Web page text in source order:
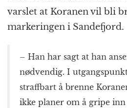
varslet at Koranen vil bli
markeringen i Sandefjord.
– Han har sagt at han
nødvendig. I
straffbart å brenne
ikke planer om å gripe